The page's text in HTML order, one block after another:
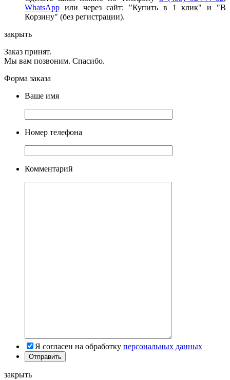
WhatsApp или через сайт: "Купить в 1 клик" и "В
Корзину" (без регистрации).
закрыть
Заказ принят.
Мы вам позвоним. Спасибо.
Форма заказа
Ваше имя
Номер телефона
Комментарий
Я согласен на обработку персональных данных
закрыть